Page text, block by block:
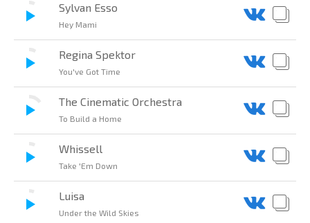
Sylvan Esso
Hey Mami
Regina Spektor
You've Got Time
The Cinematic Orchestra
To Build a Home
Whissell
Take 'Em Down
Luisa
Under the Wild Skies